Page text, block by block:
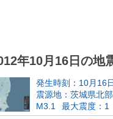
年10月16日の地
発生時刻：10月16
震源地：茨城県北部
M3.1
最大震度：1